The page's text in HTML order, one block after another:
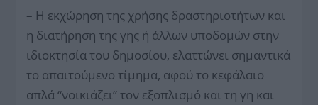
– Η εκχώρηση της χρήσης δραστηριοτήτων και
η διατήρηση της γης ή άλλων υποδομών στην
ιδιοκτησία του δημοσίου, ελαττώνει σημαντικά
το απαιτούμενο τίμημα, αφού το κεφάλαιο
απλά “νοικιάζει” τον εξοπλισμό και τη γη και